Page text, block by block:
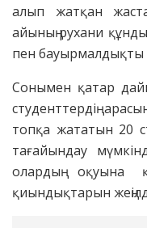
алып жатқан
айының рухани
пен бауырмалдықты
Сонымен қатар
студенттердің
топқа жататын 20
тағайындау
олардың оқуына
қиындықтарын